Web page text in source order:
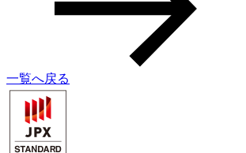
一覧へ戻る